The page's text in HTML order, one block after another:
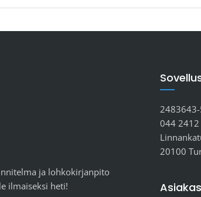
ja lohkokirjanpito
ilmaiseksi heti!
044 2412
20100